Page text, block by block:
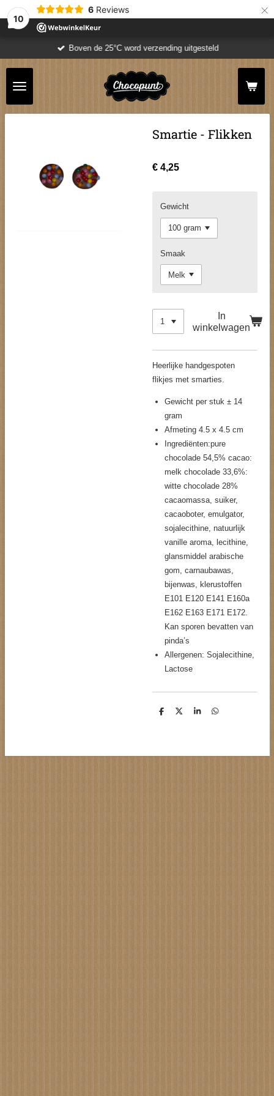
10
6 Reviews ×
Boven de 25°C word verzending uitgesteld
Smartie - Flikken
€ 4,25
Gewicht
Smaak
In
winkelwagen
Heerlijke handgespoten
flikjes met smarties.
Gewicht per stuk ± 14
gram
Afmeting 4.5 x 4.5 cm
Ingrediënten:pure
chocolade 54,5% cacao:
melk chocolade 33,6%:
witte chocolade 28%
cacaomassa, suiker,
cacaoboter, emulgator,
sojalecithine, natuurlijk
vanille aroma, lecithine,
glansmiddel arabische
gom, carnaubawas,
bijenwas, klerustoffen
E101 E120 E141 E160a
E162 E163 E171 E172.
Kan sporen bevatten van
pinda’s
Allergenen: Sojalecithine,
Lactose
D
D
S
D